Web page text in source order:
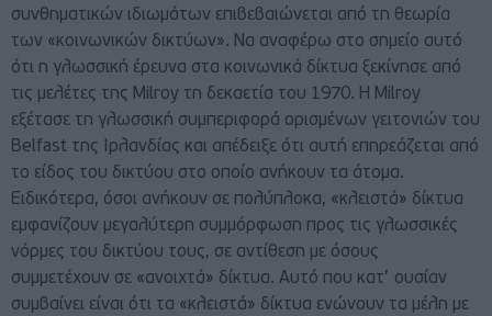
συνθηματικών ιδιωμάτων επιβεβαιώνεται από τη θεωρία
των «κοινωνικών δικτύων». Να αναφέρω στο σημείο αυτό
ότι η γλωσσική έρευνα στα κοινωνικά δίκτυα ξεκίνησε από
τις μελέτες της Milroy τη δεκαετία του 1970. Η Milroy
εξέτασε τη γλωσσική συμπεριφορά ορισμένων γειτονιών του
Belfast της Ιρλανδίας και απέδειξε ότι αυτή επηρεάζεται από
το είδος του δικτύου στο οποίο ανήκουν τα άτομα.
Ειδικότερα, όσοι ανήκουν σε πολύπλοκα, «κλειστά» δίκτυα
εμφανίζουν μεγαλύτερη συμμόρφωση προς τις γλωσσικές
νόρμες του δικτύου τους, σε αντίθεση με όσους
συμμετέχουν σε «ανοιχτά» δίκτυα. Αυτό που κατ’ ουσίαν
συμβαίνει είναι ότι τα «κλειστά» δίκτυα ενώνουν τα μέλη με